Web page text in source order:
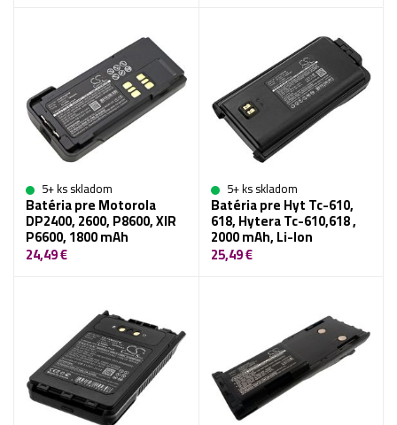
5+ ks skladom
Batéria pre Motorola
DP2400, 2600, P8600, XIR
P6600, 1800 mAh
24,49 €
5+ ks skladom
Batéria pre Hyt Tc-610,
618, Hytera Tc-610,618 ,
2000 mAh, Li-Ion
25,49 €